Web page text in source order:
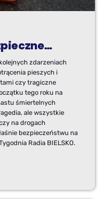
zdarzeniach
pieszych i
czy tragiczne
tego roku na
śmiertelnych
ale wszystkie
na drogach
bezpieczeństwu na
Radia BIELSKO.